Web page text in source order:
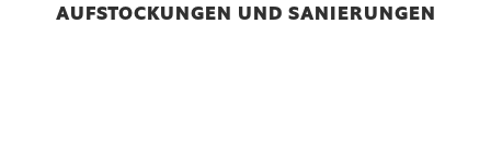
AUFSTOCKUNGEN UND SANIERUNGEN